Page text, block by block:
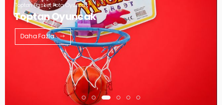
Toptan Basket Pota Oyuncak
Toptan Oyuncak
Daha Fazla